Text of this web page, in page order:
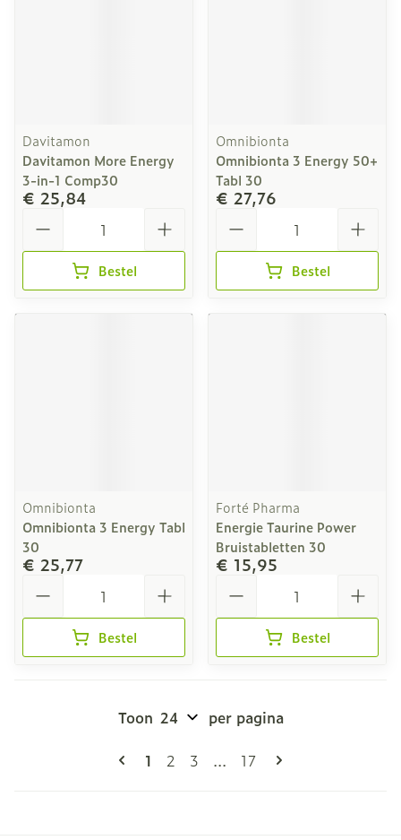
Davitamon
Davitamon More Energy
3-in-1 Comp30
€ 25,84
Bestel
Omnibionta
Omnibionta 3 Energy 50+
Tabl 30
€ 27,76
Bestel
Omnibionta
Omnibionta 3 Energy Tabl
30
€ 25,77
Bestel
Forté Pharma
Energie Taurine Power
Bruistabletten 30
€ 15,95
Bestel
Pagina's
U lees momenteel pagina
1 Pagina
2 Pagina
3 ... Pagina
17
Toon per pagina